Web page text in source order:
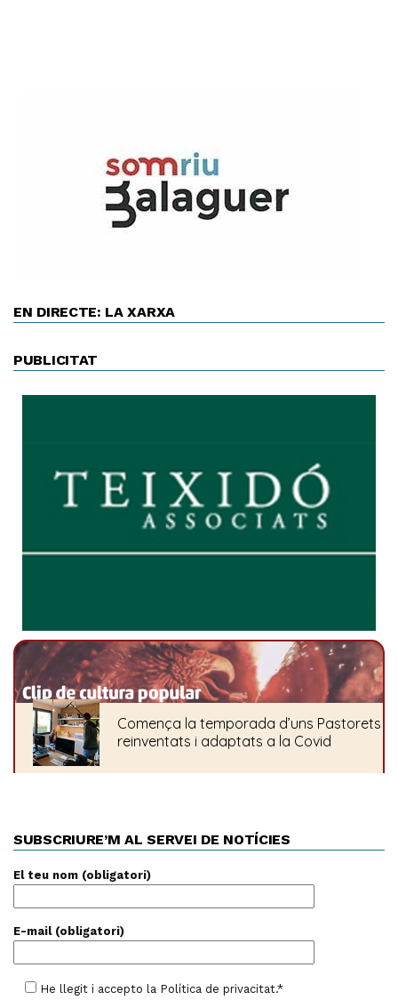
EN DIRECTE: LA XARXA
PUBLICITAT
SUBSCRIURE’M AL SERVEI DE NOTÍCIES
El teu nom (obligatori)
E-mail (obligatori)
He llegit i accepto la Política de privacitat.*